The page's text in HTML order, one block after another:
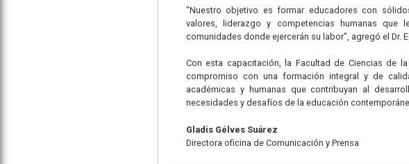
"Nuestro objetivo es formar educadores con
valores, liderazgo y competencias humanas
comunidades donde ejercerán su labor", agregó el Dr.
Con esta capacitación, la Facultad de Ciencias de
compromiso con una formación integral y de
académicas y humanas que contribuyan al
necesidades y desafíos de la educación
Gladis Gélves Suárez
Directora oficina de Comunicación y Prensa